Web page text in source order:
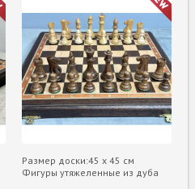
Размер доски:45 х 45 см
Фигуры утяжеленные из дуба